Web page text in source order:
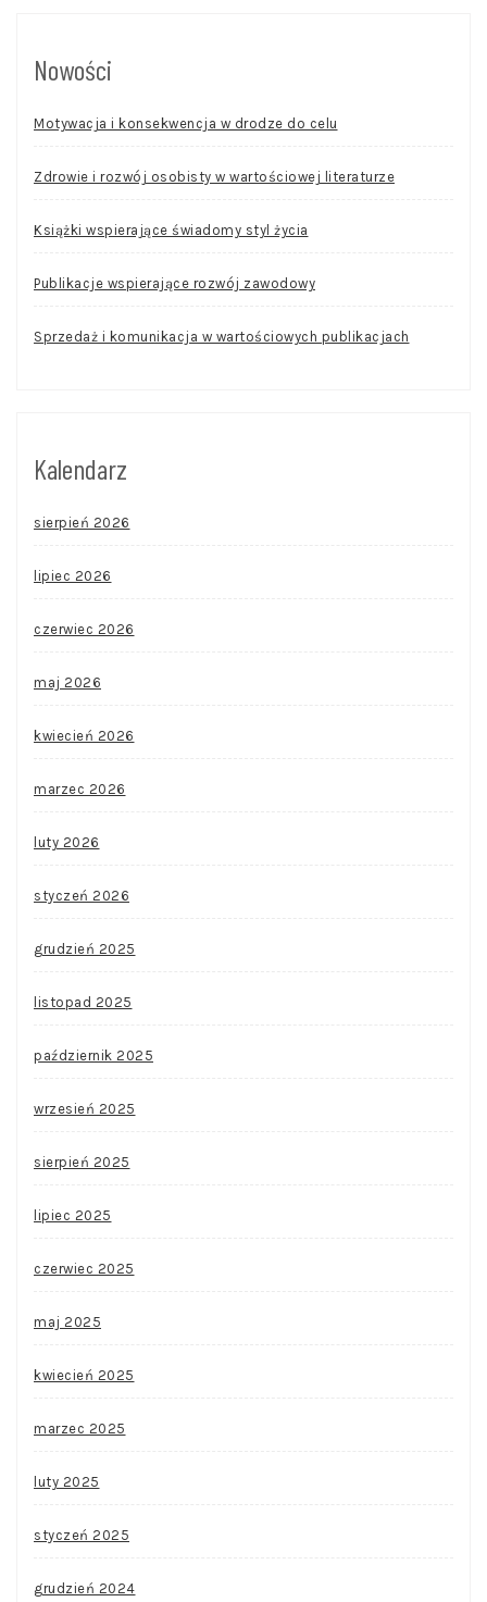
Nowości
Motywacja i konsekwencja w drodze do celu
Zdrowie i rozwój osobisty w wartościowej literaturze
Książki wspierające świadomy styl życia
Publikacje wspierające rozwój zawodowy
Sprzedaż i komunikacja w wartościowych publikacjach
Kalendarz
sierpień 2026
lipiec 2026
czerwiec 2026
maj 2026
kwiecień 2026
marzec 2026
luty 2026
styczeń 2026
grudzień 2025
listopad 2025
październik 2025
wrzesień 2025
sierpień 2025
lipiec 2025
czerwiec 2025
maj 2025
kwiecień 2025
marzec 2025
luty 2025
styczeń 2025
grudzień 2024